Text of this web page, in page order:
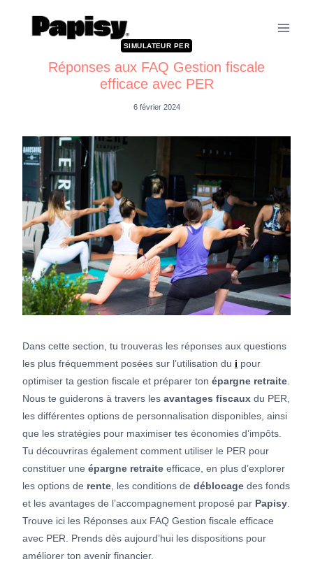
SIMULATEUR PER
Réponses aux FAQ Gestion fiscale
efficace avec PER
6 février 2024
Dans cette section, tu trouveras les réponses aux questions
les plus fréquemment posées sur l’utilisation du i pour
optimiser ta gestion fiscale et préparer ton épargne retraite
Nous te guiderons à travers les avantages fiscaux du PER,
les différentes options de personnalisation disponibles, ainsi
que les stratégies pour maximiser tes économies d’impôts.
Tu découvriras également comment utiliser le PER pour
constituer une épargne retraite efficace, en plus d’explorer
les options de rente , les conditions de déblocage des fonds
et les avantages de l’accompagnement proposé par Papisy
Trouve ici les Réponses aux FAQ Gestion fiscale efficace
avec PER. Prends dès aujourd’hui les dispositions pour
améliorer ton avenir financier.